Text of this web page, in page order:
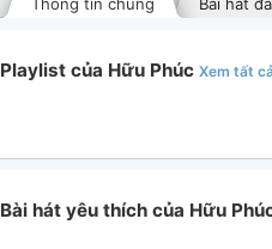
Playlist của Hữu Phúc Xem tất cả
Bài hát yêu thích của Hữu